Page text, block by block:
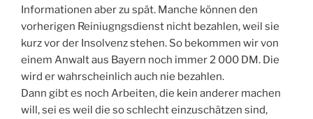
Informationen aber zu spät. Manche können den
vorherigen Reiniugngsdienst nicht bezahlen, weil sie
kurz vor der Insolvenz stehen. So bekommen wir von
einem Anwalt aus Bayern noch immer 2 000 DM. Die
wird er wahrscheinlich auch nie bezahlen.
Dann gibt es noch Arbeiten, die kein anderer machen
will, sei es weil die so schlecht einzuschätzen sind,